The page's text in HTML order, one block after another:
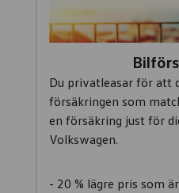
Du privatleasar för att
försäkringen som
en försäkring just för
Volkswagen.
- 20 % lägre pris som